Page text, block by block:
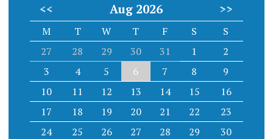
<< Aug 2026 >>
M T W T F S
S
27
28 29 30 31 1
2
3
4 5 6 7 8
9
10
11 12 13 14 15
16
17
18 19 20 21 22
23
24
25 26 27 28 29
30